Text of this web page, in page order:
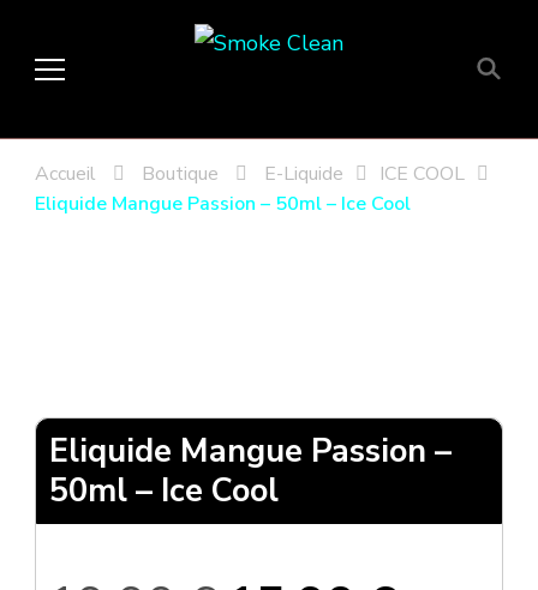
Smoke Clean
Accueil Boutique E-Liquide
ICE COOL
Eliquide Mangue Passion – 50ml – Ice Cool
Eliquide Mangue Passion –
50ml – Ice Cool